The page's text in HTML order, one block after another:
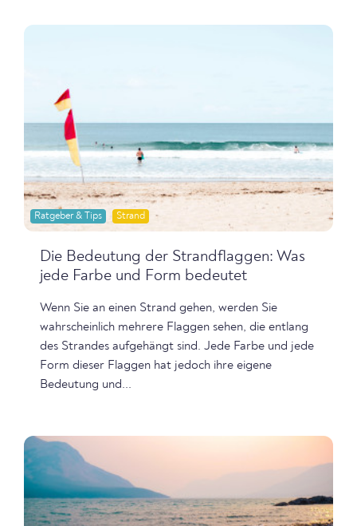
Ratgeber & Tips Strand
Die Bedeutung der Strandflaggen: Was
jede Farbe und Form bedeutet
Wenn Sie an einen Strand gehen, werden Sie
wahrscheinlich mehrere Flaggen sehen, die entlang
des Strandes aufgehängt sind. Jede Farbe und jede
Form dieser Flaggen hat jedoch ihre eigene
Bedeutung und...